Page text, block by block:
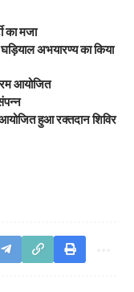
का मजा
अभयारण्य का किया
आयोजित
हुआ रक्तदान शिविर